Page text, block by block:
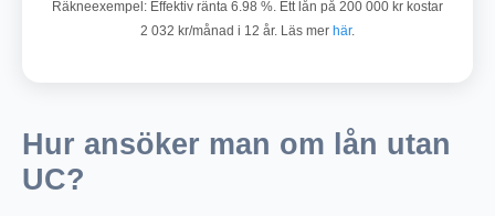
Räkneexempel: Effektiv ränta 6.98 %. Ett lån på 200 000 kr kostar
2 032 kr/månad i 12 år. Läs mer här.
Hur ansöker man om lån utan
UC?